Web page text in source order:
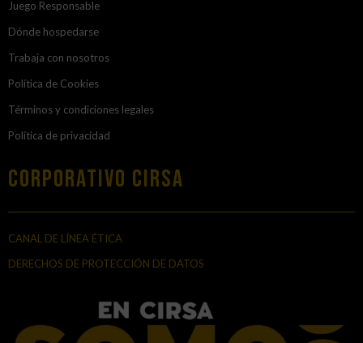
Juego Responsable
Dónde hospedarse
Trabaja con nosotros
Política de Cookies
Términos y condiciones legales
Política de privacidad
Corporativo Cirsa
CANAL DE LÍNEA ÉTICA
DERECHOS DE PROTECCIÓN DE DATOS